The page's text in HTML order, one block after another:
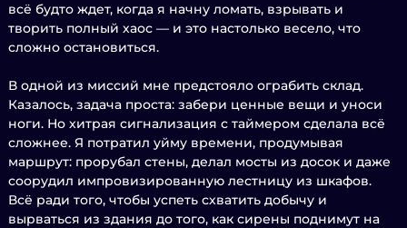
всё будто ждет, когда я начну ломать, взрывать и
творить полный хаос — и это настолько весело, что
сложно остановиться.
В одной из миссий мне предстояло ограбить склад.
Казалось, задача проста: забери ценные вещи и уноси
ноги. Но хитрая сигнализация с таймером сделала всё
сложнее. Я потратил уйму времени, продумывая
маршрут: прорубал стены, делал мосты из досок и даже
соорудил импровизированную лестницу из шкафов.
Всё ради того, чтобы успеть схватить добычу и
вырваться из здания до того, как сирены поднимут на